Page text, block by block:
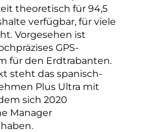
theoretisch für 94,5
verfügbar, für viele
Vorgesehen ist
GPS-
für den Erdtrabanten.
steht das spanisch-
Plus Ultra mit
sich 2020
Manager